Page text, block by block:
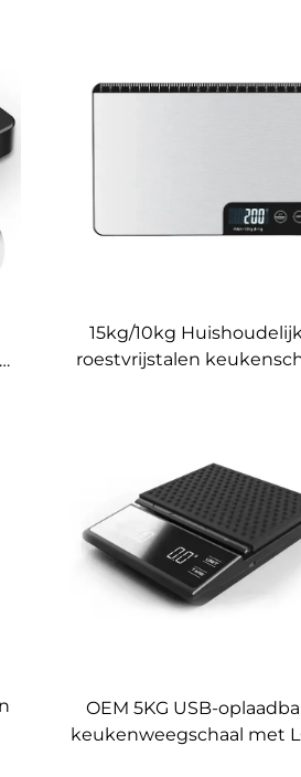
15kg/10kg
roestvrijstalen
achtergrondverlichting
OEM 5KG USB-
keukenweegschaal met